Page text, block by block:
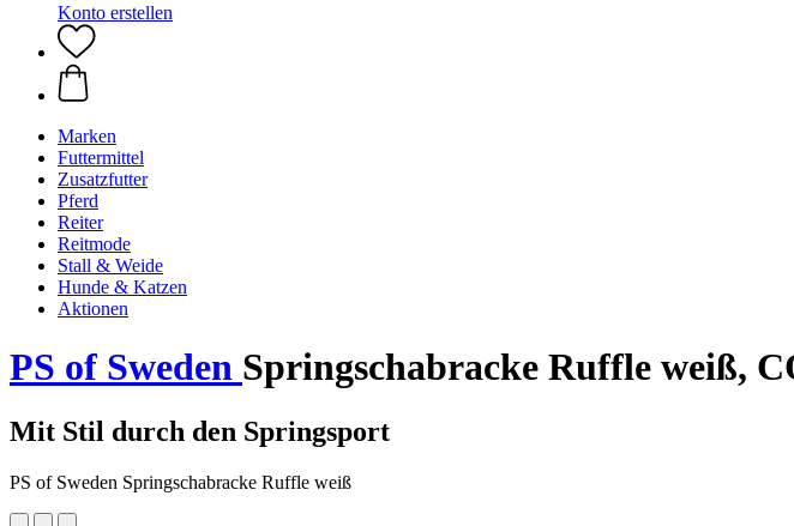
Konto erstellen
Marken
Futtermittel
Zusatzfutter
Pferd
Reiter
Reitmode
Stall & Weide
Hunde & Katzen
Aktionen
PS of Sweden Springschabracke Ruffle weiß,
Mit Stil durch den Springsport
PS of Sweden Springschabracke Ruffle weiß